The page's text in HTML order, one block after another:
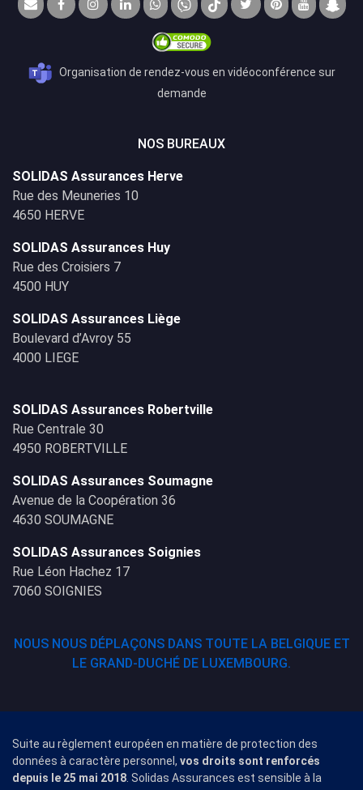
Organisation de rendez-vous en vidéoconférence sur
demande
NOS BUREAUX
SOLIDAS Assurances Herve
Rue des Meuneries 10
4650 HERVE
SOLIDAS Assurances Huy
Rue des Croisiers 7
4500 HUY
SOLIDAS Assurances Liège
Boulevard d’Avroy 55
4000 LIEGE
SOLIDAS Assurances Robertville
Rue Centrale 30
4950 ROBERTVILLE
SOLIDAS Assurances Soumagne
Avenue de la Coopération 36
4630 SOUMAGNE
SOLIDAS Assurances Soignies
Rue Léon Hachez 17
7060 SOIGNIES
NOUS NOUS DÉPLAÇONS DANS TOUTE LA BELGIQUE ET
LE GRAND-DUCHÉ DE LUXEMBOURG.
Suite au règlement européen en matière de protection des
données à caractère personnel, vos droits sont renforcés
depuis le 25 mai 2018 . Solidas Assurances est sensible à la